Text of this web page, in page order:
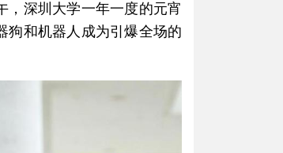
，深圳大学一年一度的元宵
狗和机器人成为引爆全场的